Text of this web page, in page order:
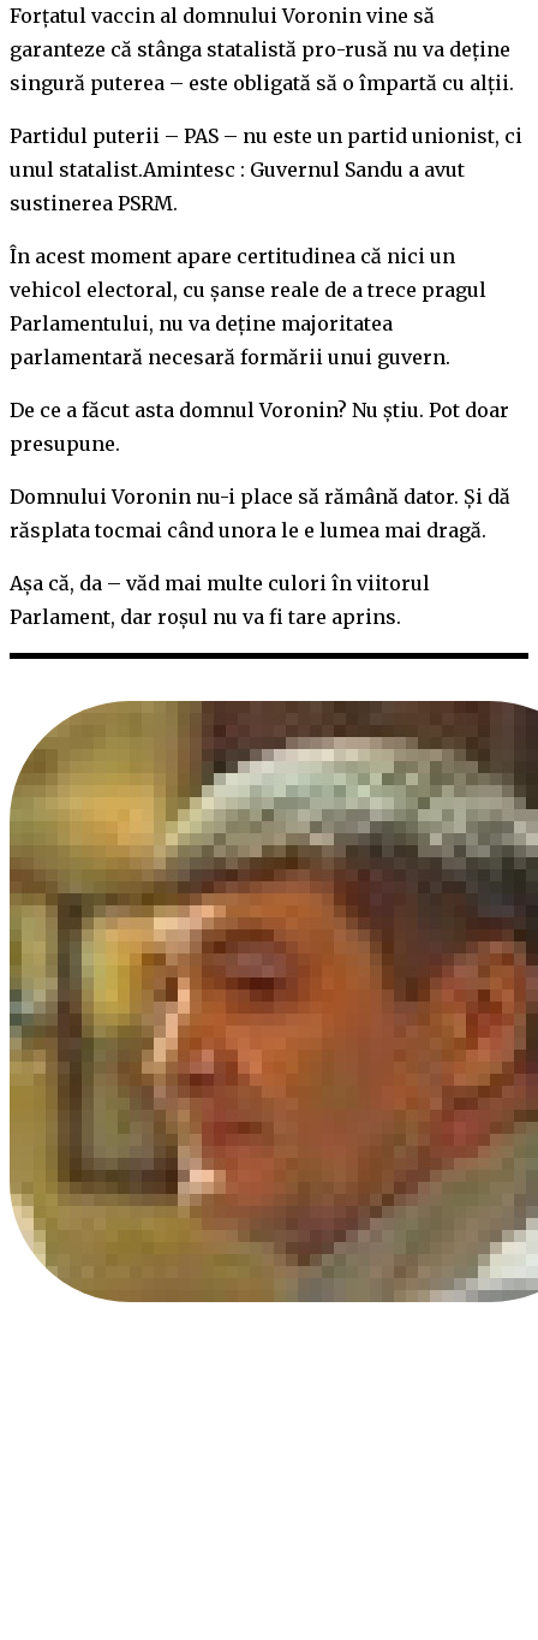
Forțatul vaccin al domnului Voronin vine să
garanteze că stânga statalistă pro-rusă nu va deține
singură puterea – este obligată să o împartă cu alții.
Partidul puterii – PAS – nu este un partid unionist, ci
unul statalist.Amintesc : Guvernul Sandu a avut
sustinerea PSRM.
În acest moment apare certitudinea că nici un
vehicol electoral, cu șanse reale de a trece pragul
Parlamentului, nu va deține majoritatea
parlamentară necesară formării unui guvern.
De ce a făcut asta domnul Voronin? Nu știu. Pot doar
presupune.
Domnului Voronin nu-i place să rămână dator. Și dă
răsplata tocmai când unora le e lumea mai dragă.
Așa că, da – văd mai multe culori în viitorul
Parlament, dar roșul nu va fi tare aprins.